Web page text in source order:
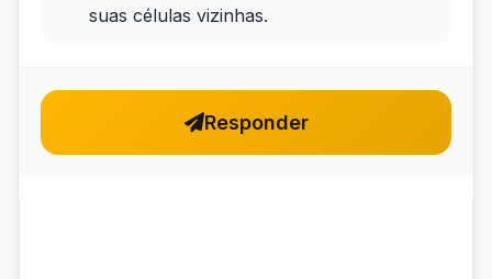
suas células vizinhas.
Responder